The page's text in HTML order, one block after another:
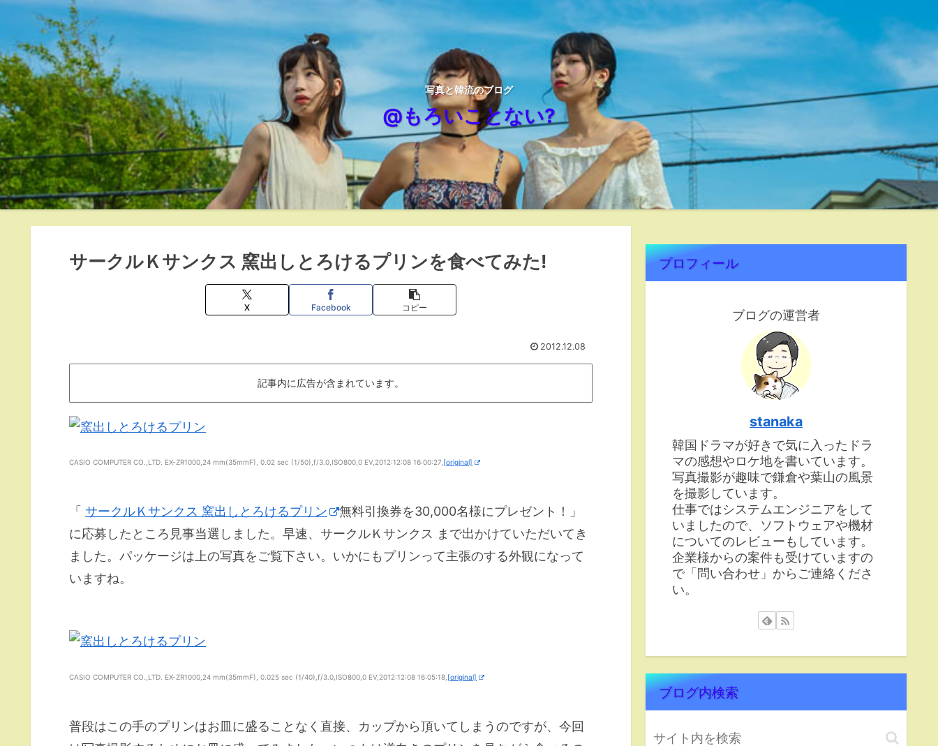
写真と韓流のブログ
@もろいことない?
サークルＫサンクス 窯出しとろけるプリンを食べてみた!
X Facebook コピー
2012.12.08
記事内に広告が含まれています。
CASIO COMPUTER CO.,LTD. EX-ZR1000,24 mm(35mmF), 0.02 sec (1/50),f/3.0,ISO800,0 EV,2012:12:08 16:00:27, [original]
「 サークルＫサンクス 窯出しとろけるプリン
無料引換券を30,000名様にプレゼント！」
に応募したところ見事当選しました。早速、サークルＫサンクス まで出かけていただいてき
ました。パッケージは上の写真をご覧下さい。いかにもプリンって主張のする外観になって
いますね。
CASIO COMPUTER CO.,LTD. EX-ZR1000,24 mm(35mmF), 0.025 sec (1/40),f/3.0,ISO800,0 EV,2012:12:08 16:05:18, [original]
普段はこの手のプリンはお皿に盛ることなく直接、カップから頂いてしまうのですが、今回
プロフィール
ブログの運営者
stanaka
韓国ドラマが好きで気に入ったドラ
マの感想やロケ地を書いています。
写真撮影が趣味で鎌倉や葉山の風景
を撮影しています。
仕事ではシステムエンジニアをして
いましたので、ソフトウェアや機材
についてのレビューもしています。
企業様からの案件も受けていますの
で「問い合わせ」からご連絡くださ
い。
ブログ内検索